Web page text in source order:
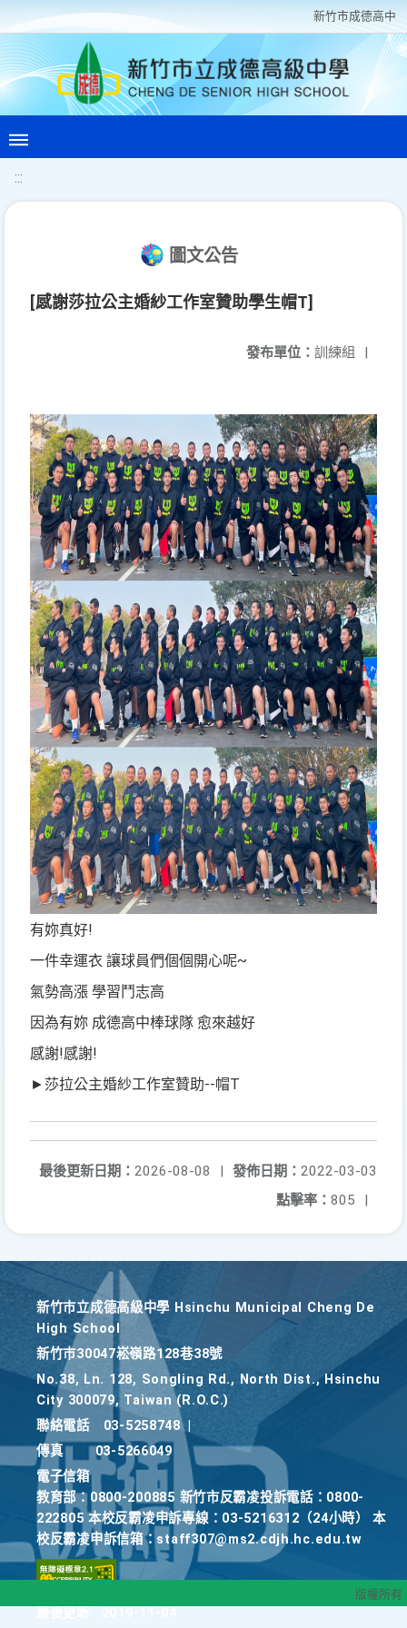
新竹巿成德高中
:::
圖文公告
[感謝莎拉公主婚紗工作室贊助學生帽T]
發布單位： 訓練組 |
有妳真好!
一件幸運衣 讓球員們個個開心呢~
氣勢高漲 學習鬥志高
因為有妳 成德高中棒球隊 愈來越好
感謝!感謝!
►莎拉公主婚紗工作室贊助--帽T
發佈日期： 2022-03-03
最後更新日期： 2026-08-08
|
點擊率： 805 |
新竹巿立成德高級中學 Hsinchu Municipal Cheng De
High School
新竹巿30047崧嶺路128巷38號
No.38, Ln. 128, Songling Rd., North Dist., Hsinchu
City 300079, Taiwan (R.O.C.)
聯絡電話
03-5258748
傳真
03-5266049
電子信箱
教育部：0800-200885 新竹市反霸凌投訴電話：0800-
222805 本校反霸凌申訴專線：03-5216312（24小時） 本
校反霸凌申訴信箱：staff307@ms2.cdjh.hc.edu.tw
版權所有